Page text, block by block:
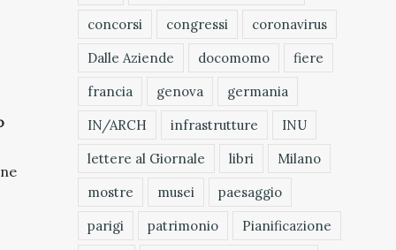
concorsi
congressi
coronavirus
Dalle Aziende
docomomo
fiere
francia
genova
germania
IN/ARCH
infrastrutture
INU
lettere al Giornale
libri
Milano
mostre
musei
paesaggio
parigi
patrimonio Pianificazione